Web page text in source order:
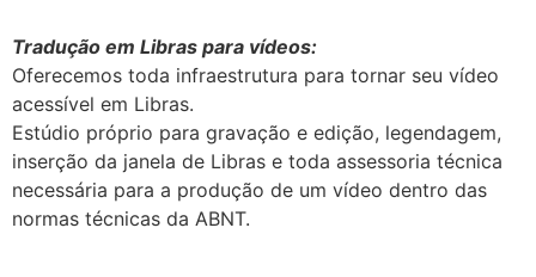
Tradução em Libras para vídeos:
Oferecemos toda infraestrutura para tornar seu vídeo
acessível em Libras.
Estúdio próprio para gravação e edição, legendagem,
inserção da janela de Libras e toda assessoria técnica
necessária para a produção de um vídeo dentro das
normas técnicas da ABNT.